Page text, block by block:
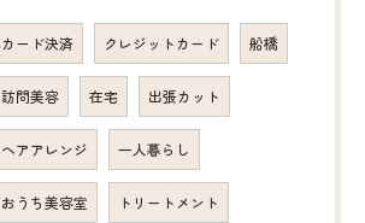
カード決済 クレジットカード 船橋
訪問美容 在宅 出張カット
ヘアアレンジ 一人暮らし
おうち美容室 トリートメント